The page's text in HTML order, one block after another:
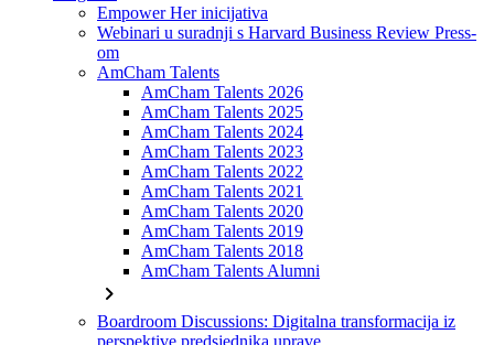
Empower Her inicijativa
Webinari u suradnji s Harvard Business Review Press-
om
AmCham Talents
AmCham Talents 2026
AmCham Talents 2025
AmCham Talents 2024
AmCham Talents 2023
AmCham Talents 2022
AmCham Talents 2021
AmCham Talents 2020
AmCham Talents 2019
AmCham Talents 2018
AmCham Talents Alumni
chevron_right
Boardroom Discussions: Digitalna transformacija iz
perspektive predsjednika uprave